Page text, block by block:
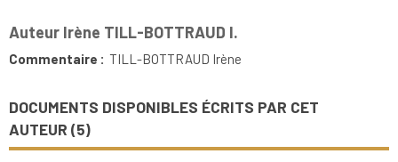
Auteur Irène TILL-BOTTRAUD I.
Commentaire : TILL-BOTTRAUD Irène
DOCUMENTS DISPONIBLES ÉCRITS PAR CET
AUTEUR (5)